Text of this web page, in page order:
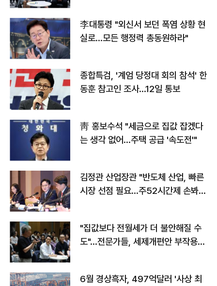
李대통령 "외신서 보던 폭염 상황 현
실로…모든 행정력 총동원하라"
종합특검, '계엄 당정대 회의 참석' 한
동훈 참고인 조사...12일 통보
靑 홍보수석 "세금으로 집값 잡겠다
는 생각 없어…주택 공급 '속도전'"
김정관 산업장관 "반도체 산업, 빠른
시장 선점 필요…주52시간제 손봐
"집값보다 전월세가 더 불안해질 수
도"…전문가들, 세제개편안 부작용
6월 경상흑자, 497억달러 '사상 최